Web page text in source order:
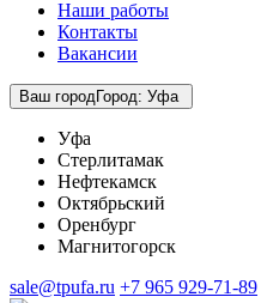
Наши работы
Контакты
Вакансии
Ваш городГород: Уфа
Уфа
Стерлитамак
Нефтекамск
Октябрьский
Оренбург
Магнитогорск
sale@tpufa.ru +7 965 929-71-89